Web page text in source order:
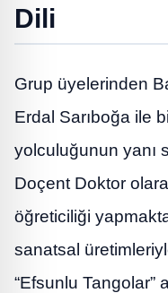
Dili
Grup üyelerinden
Erdal Sarıboğa ile
yolculuğunun yanı
Doçent Doktor
öğreticiliği
sanatsal
“Efsunlu Tangolar”